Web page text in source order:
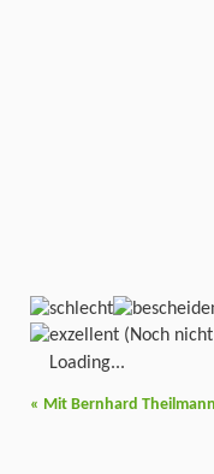
(Noch
Loading...
« Mit Bernhard